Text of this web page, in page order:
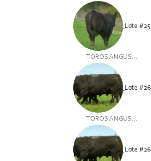
Lote #25
TOROS ANGUS...
Lote #26
TOROS ANGUS...
Lote #26